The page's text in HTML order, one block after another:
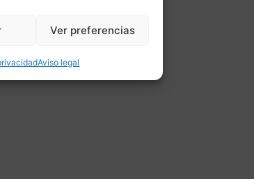
Ver preferencias
Aviso legal